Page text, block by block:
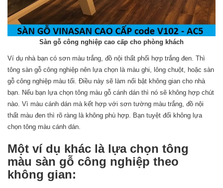
Sàn gỗ công nghiệp cao cấp cho phòng khách
Ví dụ nhà bạn có sơn màu trắng, đồ nội thất phối hợp trắng đen. Thì
tông sàn gỗ công nghiệp nên lựa chọn là màu ghi, lông chuột, hoặc sàn
gỗ công nghiệp màu tối. Điều này sẽ làm nổi bật không gian cho nhà
bạn. Nếu bạn lựa chọn tông màu gỗ cánh dán thì nó sẽ không hợp chút
nào. Vì màu cánh dán mà kết hợp với sơn tường màu trắng, đồ nội
thất màu đen thì rõ ràng là không phù hợp. Bạn tuyệt đối không lựa
chọn tông màu cánh dán.
Một ví dụ khác là lựa chọn tông
màu sàn gỗ công nghiệp theo
không gian: